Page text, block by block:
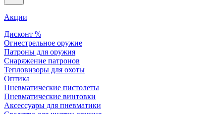
Акции
Дисконт %
Огнестрельное оружие
Патроны для оружия
Снаряжение патронов
Тепловизоры для охоты
Оптика
Пневматические пистолеты
Пневматические винтовки
Аксессуары для пневматики